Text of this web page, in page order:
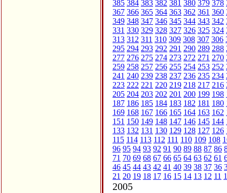
385 384 383 382 381 380 379 378
367 366 365 364 363 362 361 360
349 348 347 346 345 344 343 342
331 330 329 328 327 326 325 324
313 312 311 310 309 308 307 306
295 294 293 292 291 290 289 288
277 276 275 274 273 272 271 270
259 258 257 256 255 254 253 252
241 240 239 238 237 236 235 234
223 222 221 220 219 218 217 216
205 204 203 202 201 200 199 198
187 186 185 184 183 182 181 180
169 168 167 166 165 164 163 162
151 150 149 148 147 146 145 144
133 132 131 130 129 128 127 126
115 114 113 112 111 110 109 108
96 95 94 93 92 91 90 89 88 87 86
71 70 69 68 67 66 65 64 63 62 61
46 45 44 43 42 41 40 39 38 37 36
21 20 19 18 17 16 15 14 13 12 11
2005